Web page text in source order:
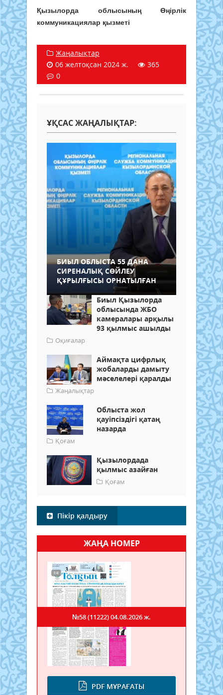
Қызылорда облысының Өңірлік
коммуникациялар қызметі
Жаңалықтар
06 желтоқсан 2024 ж.
365
0
ҰҚСАС ЖАҢАЛЫҚТАР:
БИЫЛ ОБЛЫСТА 55 ДАНА
СИРЕНАЛЫҚ СӨЙЛЕУ
ҚҰРЫЛҒЫСЫ ОРНАТЫЛҒАН
Биыл Қызылорда
облысында ЖБО
камералары арқылы
93 қылмыс ашылды
Оқиғалар
Аймақта цифрлық
жобаларды дамыту
мәселелері қаралды
Жаңалықтар
Облыста жол
қауіпсіздігі қатаң
назарда
Қоғам
Қызылордада
қылмыс азайған
Қоғам
Пікір қалдыру
ЖАҢА НОМЕР
PDF МҰРАҒАТЫ
№58 (11222)04.08.2026 ж.